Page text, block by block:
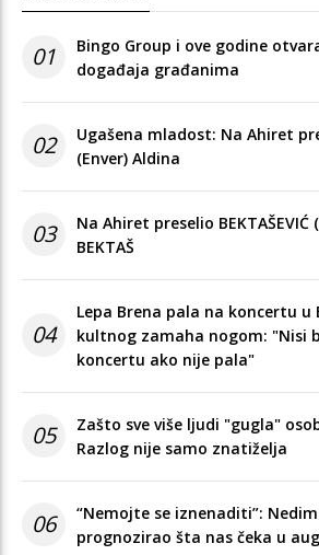
01
Bingo Group i ove godine
događaja građanima
02
Ugašena mladost: Na Ahiret
(Enver) Aldina
03
Na Ahiret preselio BEKTAŠEVIĆ
BEKTAŠ
04
Lepa Brena pala na koncertu u
kultnog zamaha nogom: "Nisi
koncertu ako nije pala"
05
Zašto sve više ljudi "gugla"
Razlog nije samo znatiželja
06
“Nemojte se iznenaditi”:
prognozirao šta nas čeka u